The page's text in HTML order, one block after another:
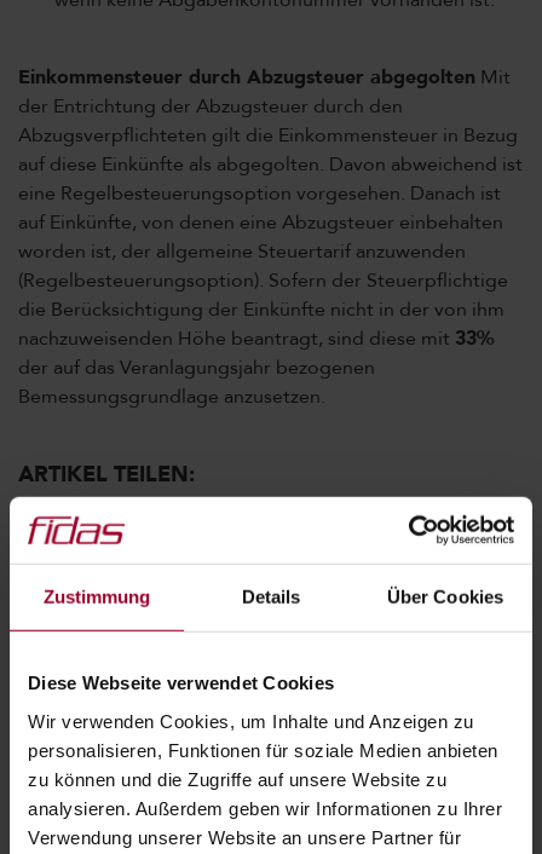
Zustimmung Details Über Cookies
Diese Webseite verwendet Cookies
Wir verwenden Cookies, um Inhalte und Anzeigen zu
personalisieren, Funktionen für soziale Medien anbieten
zu können und die Zugriffe auf unsere Website zu
analysieren. Außerdem geben wir Informationen zu Ihrer
Verwendung unserer Website an unsere Partner für
Einkommensteuer durch Abzugsteuer abgegolten Mit
der Entrichtung der Abzugsteuer durch den
Abzugsverpflichteten gilt die Einkommensteuer in Bezug
auf diese Einkünfte als abgegolten. Davon abweichend ist
eine Regelbesteuerungsoption vorgesehen. Danach ist
auf Einkünfte, von denen eine Abzugsteuer einbehalten
worden ist, der allgemeine Steuertarif anzuwenden
(Regelbesteuerungsoption). Sofern der Steuerpflichtige
die Berücksichtigung der Einkünfte nicht in der von ihm
nachzuweisenden Höhe beantragt, sind diese mit 33%
der auf das Veranlagungsjahr bezogenen
Bemessungsgrundlage anzusetzen.
ARTIKEL TEILEN:
KATEGORIEN:
Archiv Coronavirus Fit for Future
Sonstiges Steuerrecht Team
Veranstaltungen Was gibt es Neues?